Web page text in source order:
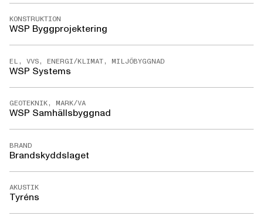
KONSTRUKTION
WSP Byggprojektering
EL, VVS, ENERGI/KLIMAT, MILJÖBYGGNAD
WSP Systems
GEOTEKNIK, MARK/VA
WSP Samhällsbyggnad
BRAND
Brandskyddslaget
AKUSTIK
Tyréns